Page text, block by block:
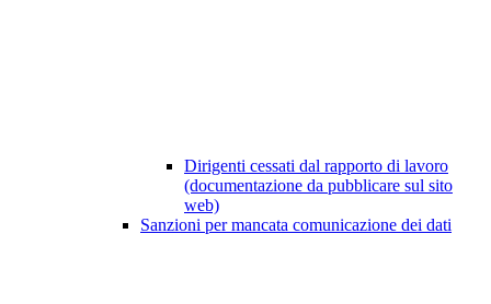
Dirigenti cessati dal rapporto di lavoro
(documentazione da pubblicare sul sito
web)
Sanzioni per mancata comunicazione dei dati